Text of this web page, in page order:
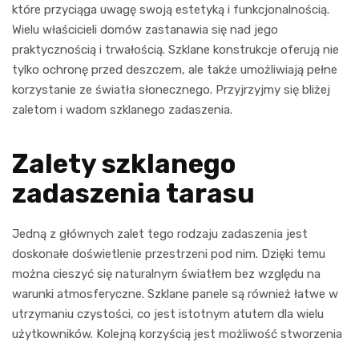
które przyciąga uwagę swoją estetyką i funkcjonalnością.
Wielu właścicieli domów zastanawia się nad jego
praktycznością i trwałością. Szklane konstrukcje oferują nie
tylko ochronę przed deszczem, ale także umożliwiają pełne
korzystanie ze światła słonecznego. Przyjrzyjmy się bliżej
zaletom i wadom szklanego zadaszenia.
Zalety szklanego
zadaszenia tarasu
Jedną z głównych zalet tego rodzaju zadaszenia jest
doskonałe doświetlenie przestrzeni pod nim. Dzięki temu
można cieszyć się naturalnym światłem bez względu na
warunki atmosferyczne. Szklane panele są również łatwe w
utrzymaniu czystości, co jest istotnym atutem dla wielu
użytkowników. Kolejną korzyścią jest możliwość stworzenia